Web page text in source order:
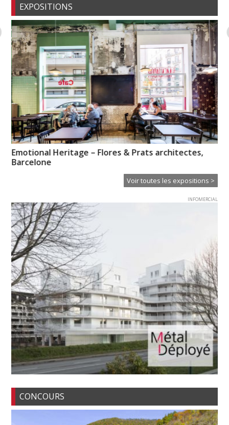
EXPOSITIONS
Emotional Heritage – Flores & Prats architectes,
Barcelone
Voir toutes les expositions >
INFOMERCIAL
CONCOURS